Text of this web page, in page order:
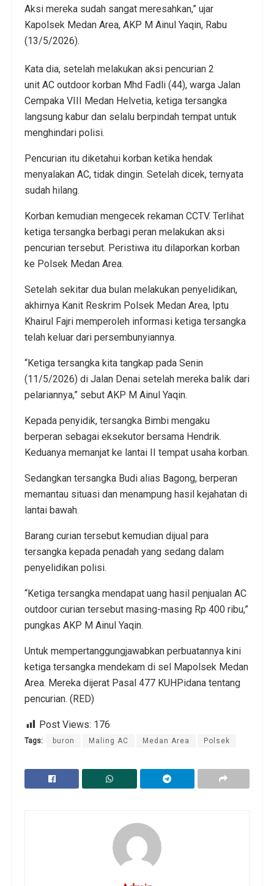
Aksi mereka sudah sangat meresahkan,” ujar
Kapolsek Medan Area, AKP M Ainul Yaqin, Rabu
(13/5/2026).
Kata dia, setelah melakukan aksi pencurian 2
unit AC outdoor korban Mhd Fadli (44), warga Jalan
Cempaka VIII Medan Helvetia, ketiga tersangka
langsung kabur dan selalu berpindah tempat untuk
menghindari polisi.
Pencurian itu diketahui korban ketika hendak
menyalakan AC, tidak dingin. Setelah dicek, ternyata
sudah hilang.
Korban kemudian mengecek rekaman CCTV. Terlihat
ketiga tersangka berbagi peran melakukan aksi
pencurian tersebut. Peristiwa itu dilaporkan korban
ke Polsek Medan Area.
Setelah sekitar dua bulan melakukan penyelidikan,
akhirnya Kanit Reskrim Polsek Medan Area, Iptu
Khairul Fajri memperoleh informasi ketiga tersangka
telah keluar dari persembunyiannya.
“Ketiga tersangka kita tangkap pada Senin
(11/5/2026) di Jalan Denai setelah mereka balik dari
pelariannya,” sebut AKP M Ainul Yaqin.
Kepada penyidik, tersangka Bimbi mengaku
berperan sebagai eksekutor bersama Hendrik.
Keduanya memanjat ke lantai II tempat usaha korban.
Sedangkan tersangka Budi alias Bagong, berperan
memantau situasi dan menampung hasil kejahatan di
lantai bawah.
Barang curian tersebut kemudian dijual para
tersangka kepada penadah yang sedang dalam
penyelidikan polisi.
“Ketiga tersangka mendapat uang hasil penjualan AC
outdoor curian tersebut masing-masing Rp 400 ribu,”
pungkas AKP M Ainul Yaqin.
Untuk mempertanggungjawabkan perbuatannya kini
ketiga tersangka mendekam di sel Mapolsek Medan
Area. Mereka dijerat Pasal 477 KUHPidana tentang
pencurian. (RED)
Post Views: 176
Tags: buron Maling AC Medan Area Polsek